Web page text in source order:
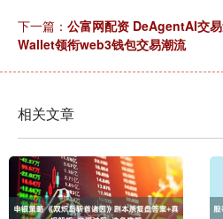
下一篇： 公富网配资 DeAgentAI交
Wallet领衔web3钱包交易潮流
相关文章